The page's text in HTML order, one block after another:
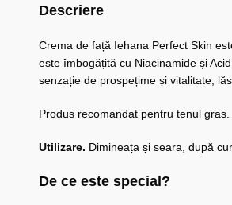
Descriere
Crema de față Iehana Perfect Skin
este îmbogățită cu Niacinamide și
senzație de prospețime și vitalitate,
Produs recomandat pentru tenul gras.
Utilizare. Dimineața și seara, după
De ce este special?